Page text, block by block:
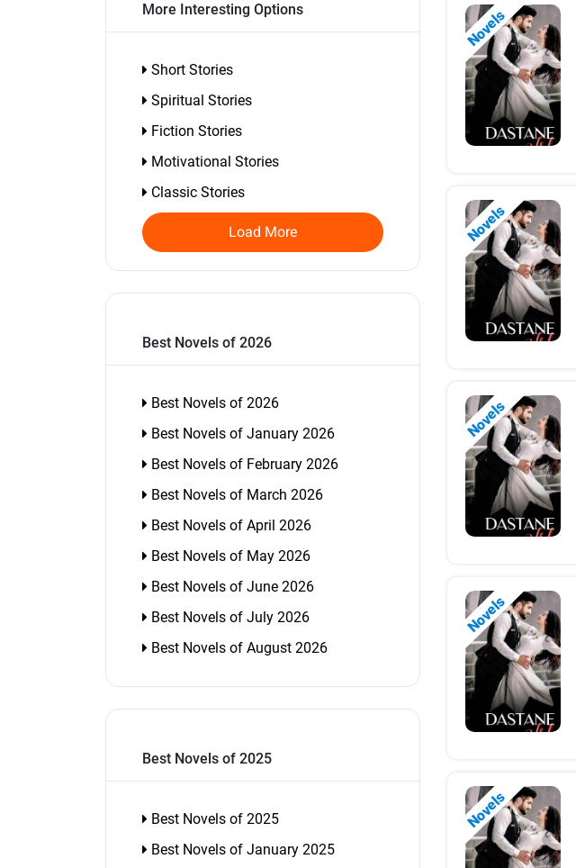
More Interesting Options
Short Stories
Spiritual Stories
Fiction Stories
Motivational Stories
Classic Stories
Load More
Best Novels of 2026
Best Novels of 2026
Best Novels of January 2026
Best Novels of February 2026
Best Novels of March 2026
Best Novels of April 2026
Best Novels of May 2026
Best Novels of June 2026
Best Novels of July 2026
Best Novels of August 2026
Best Novels of 2025
Best Novels of 2025
Best Novels of January 2025
Novels
Novels
Novels
Novels
Novels